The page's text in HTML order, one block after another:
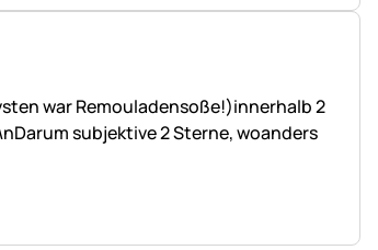
war Remouladensoße!)innerhalb 2
subjektive 2 Sterne, woanders